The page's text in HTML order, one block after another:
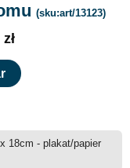
(sku:art/13123)
zł
18cm - plakat/papier